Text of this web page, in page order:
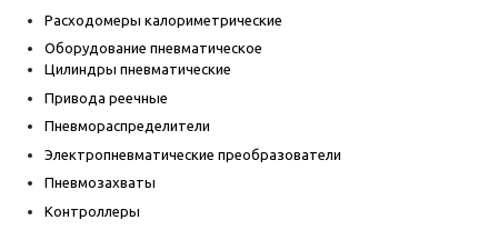
Расходомеры калориметрические
Оборудование пневматическое
Цилиндры пневматические
Привода реечные
Пневмораспределители
Электропневматические преобразователи
Пневмозахваты
Контроллеры